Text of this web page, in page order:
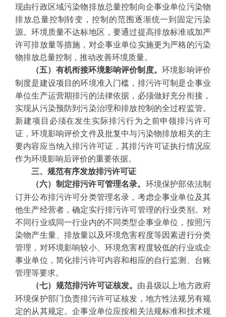
现由行政区域污染物排放总量控制向企事业单位污染物
排放总量控制转变，控制的范围逐渐统一到固定污染
源。环境质量不达标地区，要通过提高排放标准或加严
许可排放量等措施，对企事业单位实施更为严格的污染
物排放总量控制，推动改善环境质量。
（五）有机衔接环境影响评价制度。环境影响评价
制度是建设项目的环境准入门槛，排污许可制是企事业
单位生产运营期排污的法律依据，必须做好充分衔接，
实现从污染预防到污染治理和排放控制的全过程监管。
新建项目必须在发生实际排污行为之前申领排污许可
证，环境影响评价文件及批复中与污染物排放相关的主
要内容应当纳入排污许可证，其排污许可证执行情况应
作为环境影响后评价的重要依据。
三、规范有序发放排污许可证
（六）制定排污许可管理名录。 环境保护部依法制
订并公布排污许可分类管理名录，考虑企事业单位及其
他生产经营者，确定实行排污许可管理的行业类别。对
不同行业或同一行业内的不同类型企事业单位，按照污
染物产生量、排放量以及环境危害程度等因素进行分类
管理，对环境影响较小、环境危害程度较低的行业或企
事业单位，简化排污许可内容和相应的自行监测、台账
管理等要求。
（七）规范排污许可证核发。 由县级以上地方政府
环境保护部门负责排污许可证核发，地方性法规另有规
定的从其规定。企事业单位应按相关法规标准和技术规